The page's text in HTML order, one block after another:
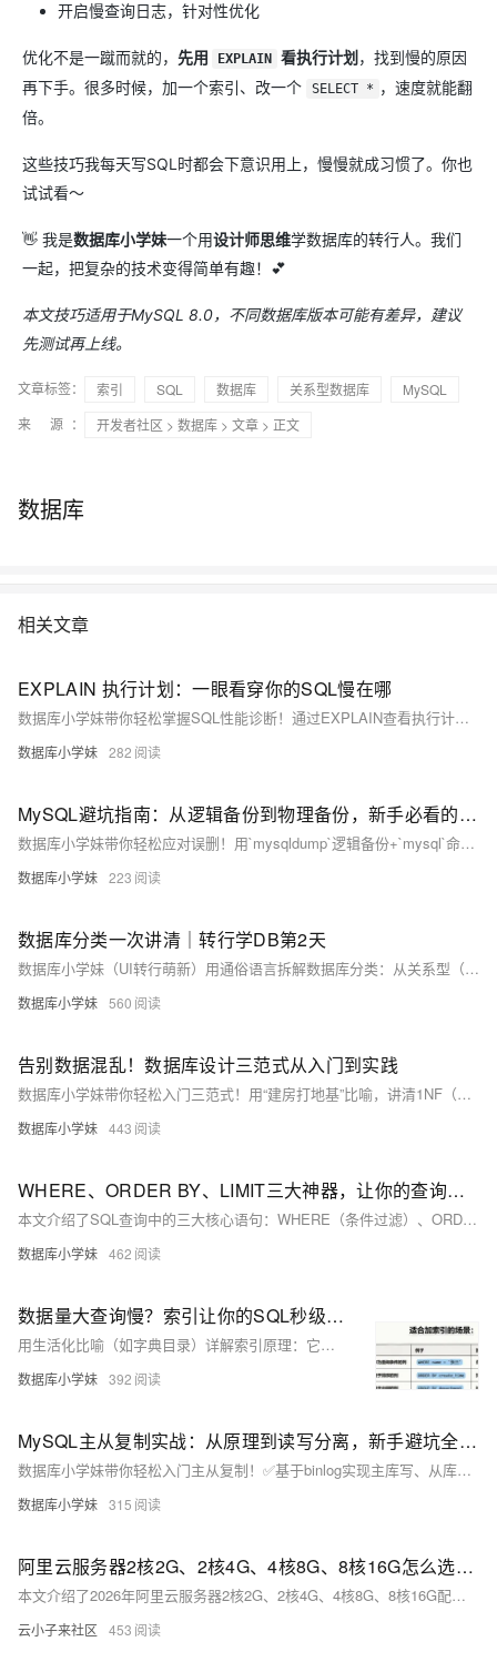
开启慢查询日志，针对性优化
优化不是一蹴而就的， 先用 ​ EXPLAIN ​ 看执行计划 ​，找到慢的原因
再下手。很多时候，加一个索引、改一个
SELECT * ，速度就能翻
倍。
这些技巧我每天写SQL时都会下意识用上，慢慢就成习惯了。你也
试试看～
👋 我是数据库小学妹一个用设计师思维学数据库的转行人。我们
一起，把复杂的技术变得简单有趣！💕
本文技巧适用于MySQL 8.0，不同数据库版本可能有差异，建议
先测试再上线。
文章标签： 索引 SQL 数据库 关系型数据库
MySQL
来 源：
开发者社区 > 数据库 > 文章 > 正文
数据库
相关文章
EXPLAIN 执行计划：一眼看穿你的SQL慢在哪
数据库小学妹带你轻松掌握SQL性能诊断！通过EXPLAIN查看执行计划，精准识别索引失效、全表扫描（ALL）、key为NULL等瓶颈。聚焦type、key、rows等6个关键字段，结合实战案例与避坑指南（如函数滥用、最左前缀破坏），让优化有的放矢。学完即用，告别盲目调优！
数据库小学妹 282
MySQL避坑指南：从逻辑备份到物理备份，新手必看的救命稻草。
数据库小学妹带你轻松应对误删！用`mysqldump`逻辑备份+`mysql`命令快速恢复，安全、简单、零门槛——备份不是可选项，而是DBA的保命符！
数据库小学妹 223
数据库分类一次讲清｜转行学DB第2天
数据库小学妹（UI转行萌新）用通俗语言拆解数据库分类：从关系型（MySQL/Oracle）、NoSQL（Redis/MongoDB/Cassandra）、NewSQL（TiDB）到2026年爆火的向量数据库（Pinecone/Milvus），按数据模型、部署架构、业务负载三大维度梳理，配场景化案例与选学路径，助新手轻松入门。
数据库小学妹 560
告别数据混乱！数据库设计三范式从入门到实践
数据库小学妹带你轻松入门三范式！用“建房打地基”比喻，讲清1NF（列不可分）、2NF（消除部分依赖）、3NF（消除传递依赖），直击数据冗余、更新异常等痛点。附实战拆表案例与反范式化提醒，助你设计出结构清晰、稳定高效的数据库！
数据库小学妹 443
WHERE、ORDER BY、LIMIT三大神器，让你的查询精准又高效！
本文介绍了SQL查询中的三大核心语句：WHERE（条件过滤）、ORDER BY（排序）和LIMIT（限制结果数）。通过电商订单查询、用户活跃度分析等实际案例，展示了如何组合使用这些语句实现精准查询。文章还分享了常见避坑技巧（如字符串引号使用、NULL值判断）和性能优化建议（如索引使用、分页查询优化）。
数据库小学妹 462
数据量大查询慢？索引让你的SQL秒级响应！|转行学DB第9天
用生活化比喻（如字典目录）详解索引原理：它通过B+树结构加速查询，避免全表扫描；涵盖创建、查看、删除索引方法，联合索引的最左前缀原则，以及读写平衡等实战要点——让查询从“等几秒”变“秒出”！
数据库小学妹 392
MySQL主从复制实战：从原理到读写分离，新手避坑全指南
数据库小学妹带你轻松入门主从复制！✅基于binlog实现主库写、从库读，支撑读写分离与高可用；🛡️保障数据安全（灾备）、提升并发能力；🔧详解三种复制模式、搭建步骤、延迟优化及避坑指南。运维进阶必备！
数据库小学妹 315
阿里云服务器2核2G、2核4G、4核8G、8核16G怎么选实例？最新活动价格对比与实例规格选择指南
本文介绍了2026年阿里云服务器2核2G、2核4G、4核8G、8核16G配置的最新活动价格及选购指南。阿里云为个人开发者、初创团队及轻量级业务企业提供多样入门配置选择，如2核2G轻量应用服务器仅38元一年，2核4G配置199元包年。对于业务规模扩大或应用复杂度提升的用户，阿里云提供4核8G与8核16G配置，价格从1252.63元到5958.52元一年不等，满足不同性能需求。用户可根据业务需求和预算，在阿里云丰富产品线与优惠策略中选配最合适的云服务器实例。
云小子来社区 453